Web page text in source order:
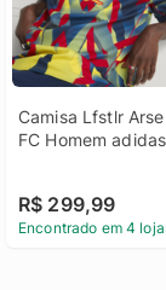
Camisa Lfstlr
FC Homem adidas
R$ 299,99
Encontrado em 4